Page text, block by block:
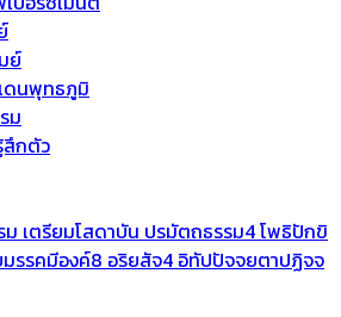
ย์
ดนพุทธภูมิ
ม
สึกตัว
ม เตรียมโสดาบัน ปรมัตถธรรม4โพธิปักขิ
รรคมีองค์8 อริยสัจ4 อิทัปปัจจยตาปฏิจจ